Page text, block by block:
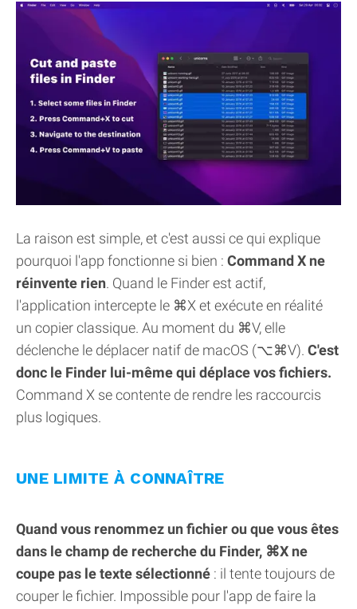
La raison est simple, et c'est aussi ce qui explique
pourquoi l'app fonctionne si bien : Command X ne
réinvente rien. Quand le Finder est actif,
l'application intercepte le ⌘X et exécute en réalité
un copier classique. Au moment du ⌘V, elle
déclenche le déplacer natif de macOS (⌥⌘V). C'est
donc le Finder lui-même qui déplace vos fichiers.
Command X se contente de rendre les raccourcis
plus logiques.
UNE LIMITE À CONNAÎTRE
Quand vous renommez un fichier ou que vous êtes
dans le champ de recherche du Finder, ⌘X ne
coupe pas le texte sélectionné : il tente toujours de
couper le fichier. Impossible pour l'app de faire la